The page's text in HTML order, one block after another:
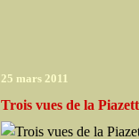
25 mars 2011
Trois vues de la